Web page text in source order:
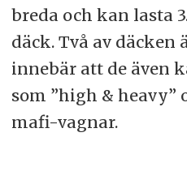
breda och kan lasta
däck. Två av
innebär att de även
som ”high & heavy”
mafi-vagnar.